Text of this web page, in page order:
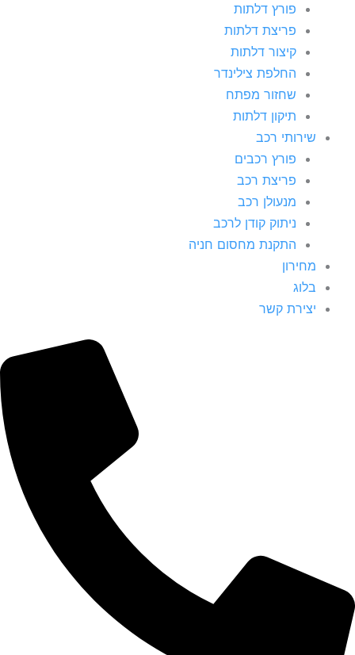
פורץ דלתות
פריצת דלתות
קיצור דלתות
החלפת צילינדר
שחזור מפתח
תיקון דלתות
שירותי רכב
פורץ רכבים
פריצת רכב
מנעולן רכב
ניתוק קודן לרכב
התקנת מחסום חניה
מחירון
בלוג
יצירת קשר